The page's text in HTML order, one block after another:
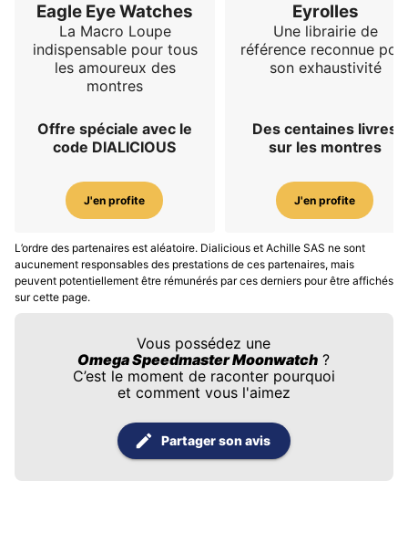
Eagle Eye Watches
La Macro Loupe
indispensable pour tous
les amoureux des
montres
Offre spéciale avec le
code DIALICIOUS
J'en profite
Eyrolles
Une librairie de
référence reconnue
son exhaustivité
Des centaines livres
sur les montres
J'en profite
L’ordre des partenaires est aléatoire. Dialicious et Achille SAS ne sont
aucunement responsables des prestations de ces partenaires, mais
peuvent potentiellement être rémunérés par ces derniers pour être affichés
sur cette page.
Vous possédez une
Omega Speedmaster Moonwatch ?
C’est le moment de raconter pourquoi
et comment vous l'aimez
Partager son avis